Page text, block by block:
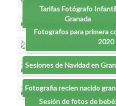
Tarifas Fotógrafo Infantil
Granada
Fotografos para primera
2020
Sesiones de Navidad en
Fotografia recien nacido
Sesión de fotos de